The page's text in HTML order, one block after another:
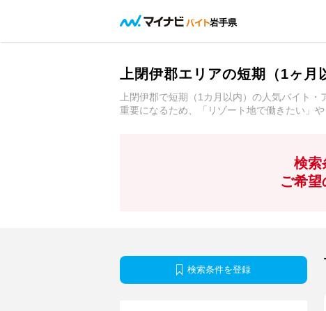
岩手県
上閉伊郡エリアの短期（1ヶ月
上閉伊郡で短期（1カ月以内）の人気バイト
重要になるため、「リゾート地で働きたい」
検索
ご希望
検索条件を登録